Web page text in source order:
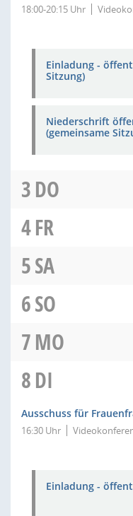
18:00-20:15 Uhr
Einladung -
Sitzung)
Niederschrift
(gemeinsame
3DO
4FR
5SA
6SO
7MO
8DI
Ausschuss für
16:30 Uhr
Einladung -